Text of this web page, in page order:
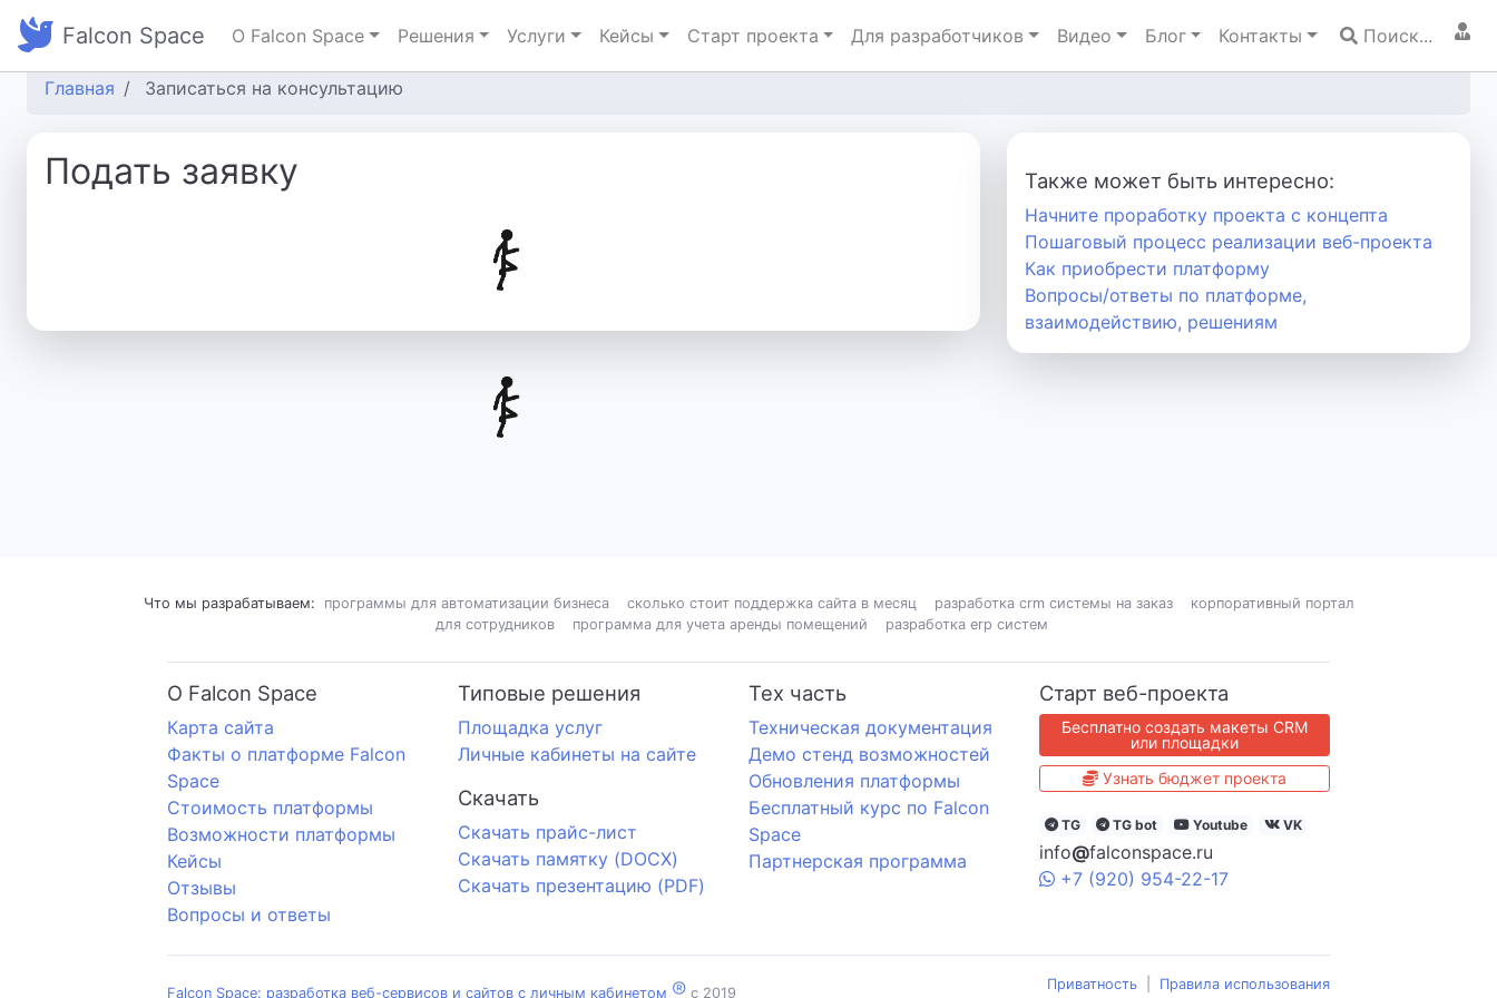
Falcon Space О Falcon Space Решения Услуги Кейсы Старт проекта Для разработчиков Видео Блог Контакты Поиск...
Главная Записаться на консультацию
Подать заявку Также может быть интересно:
Начните проработку проекта с концепта
Пошаговый процесс реализации веб-проекта
Как приобрести платформу
Вопросы/ответы по платформе,
взаимодействию, решениям
Что мы разрабатываем: программы для автоматизации бизнеса сколько стоит поддержка сайта в месяц разработка crm системы на заказ
корпоративный портал
для сотрудников
программа для учета аренды помещений разработка erp систем
О Falcon Space
Карта сайта
Факты о платформе Falcon
Space
Стоимость платформы
Возможности платформы
Кейсы
Отзывы
Вопросы и ответы
Типовые решения
Площадка услуг
Личные кабинеты на сайте
Скачать
Cкачать прайс-лист
Скачать памятку (DOCX)
Скачать презентацию (PDF)
Тех часть
Техническая документация
Демо стенд возможностей
Обновления платформы
Бесплатный курс по Falcon
Space
Партнерская программа
Старт веб-проекта
Бесплатно создать макеты CRM
или площадки
Узнать бюджет проекта
TG TG bot Youtube VK
info@falconspace.ru
+7 (920) 954-22-17
Falcon Space: разработка веб-сервисов и сайтов с личным кабинетом ® c 2019
Приватность
Правила использования